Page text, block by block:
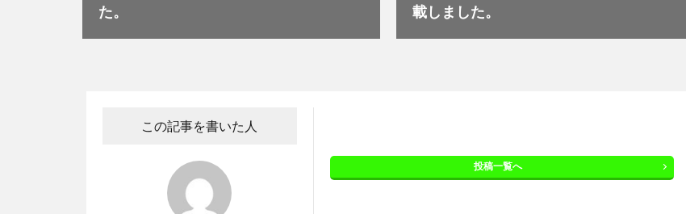
た。
載しました。
この記事を書いた人
投稿一覧へ